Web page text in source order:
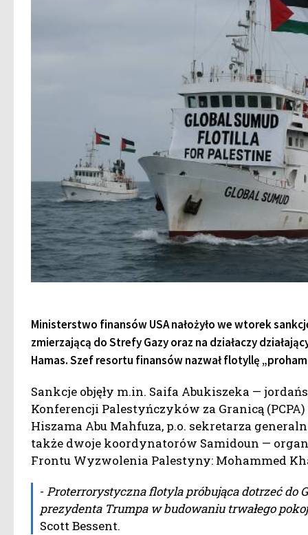
Ministerstwo finansów USA nałożyło we wtorek
zmierzającą do Strefy Gazy oraz na działaczy
Hamas. Szef resortu finansów nazwał flotyllę
Sankcje objęły m.in. Saifa Abukiszeka —
Konferencji Palestyńczyków za Granicą
Hiszama Abu Mahfuza, p.o. sekretarza
także dwoje koordynatorów Samidoun —
Frontu Wyzwolenia Palestyny: Mohammed
- Proterrorystyczna flotyla próbująca dotrzeć do
prezydenta Trumpa w budowaniu trwałego
Scott Bessent.